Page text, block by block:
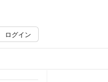
ログイン